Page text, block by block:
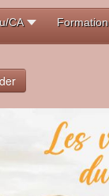
CA Formation